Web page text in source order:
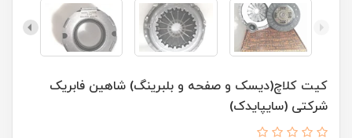
کیت کلاچ(دیسک و صفحه و بلبرینگ) شاهین فابریک
شرکتی (سایپایدک)